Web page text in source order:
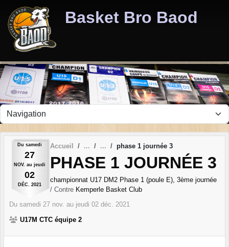
Basket Bro Baod
Du samedi
27
NOV. au jeudi
02
DÉC. 2021
Accueil phase 1 journée 3
PHASE 1 JOURNÉE 3
championnat U17 DM2 Phase 1 (poule E), 3ème journée
/ Contre Kemperle Basket Club
Du samedi 27 nov. au jeudi 02 déc. 2021
U17M CTC équipe 2
Panneau de gestion des cookies